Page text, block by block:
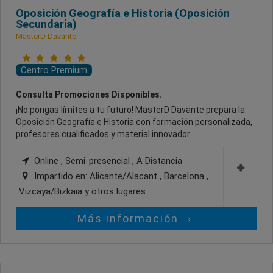
Oposición Geografía e Historia (Oposición
Secundaria)
MasterD Davante
Centro Premium
Consulta Promociones Disponibles.
¡No pongas límites a tu futuro! MasterD Davante prepara la
Oposición Geografía e Historia con formación personalizada,
profesores cualificados y material innovador.
Online , Semi-presencial , A Distancia
Impartido en: Alicante/Alacant , Barcelona ,
Vizcaya/Bizkaia y otros lugares
Más información